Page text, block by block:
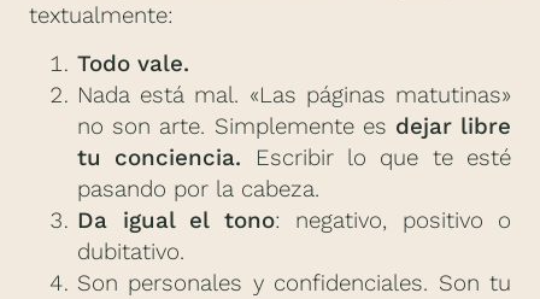
textualmente:
Todo vale.
Nada está mal. «Las páginas matutinas»
no son arte. Simplemente es dejar libre
tu conciencia. Escribir lo que te esté
pasando por la cabeza.
Da igual el tono: negativo, positivo o
dubitativo.
Son personales y confidenciales. Son tu